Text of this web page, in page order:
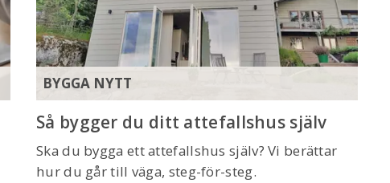
BYGGA NYTT
Så bygger du ditt attefallshus själv
Ska du bygga ett attefallshus själv? Vi berättar
hur du går till väga, steg-för-steg.